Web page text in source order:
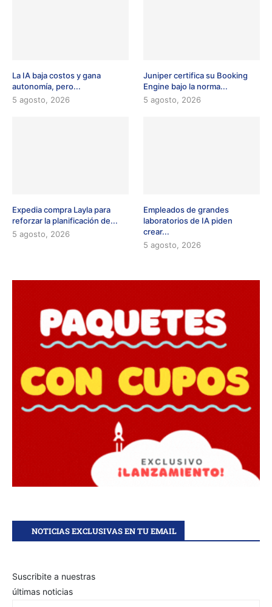
La IA baja costos y gana
autonomía, pero...
5 agosto, 2026
Juniper certifica su Booking
Engine bajo la norma...
5 agosto, 2026
Expedia compra Layla para
reforzar la planificación de...
5 agosto, 2026
Empleados de grandes
laboratorios de IA piden
crear...
5 agosto, 2026
NOTICIAS EXCLUSIVAS EN TU EMAIL
Suscribite a nuestras
últimas noticias